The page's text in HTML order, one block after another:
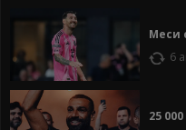
Меси
6
25